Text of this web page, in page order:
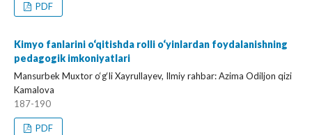
PDF
Kimyo fanlarini o‘qitishda rolli o‘yinlardan foydalanishning
pedagogik imkoniyatlari
Mansurbek Muxtor o‘g‘li Xayrullayev, Ilmiy rahbar: Azima Odiljon qizi
Kamalova
187-190
PDF